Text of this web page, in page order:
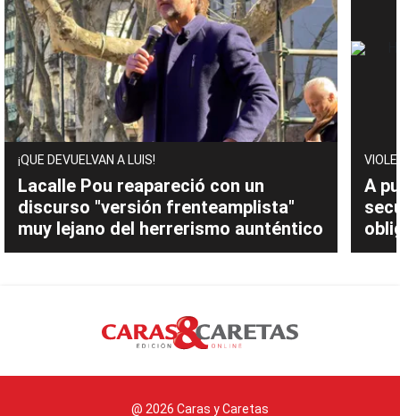
¡QUE DEVUELVAN A LUIS!
Lacalle Pou reapareció con un
discurso "versión frenteamplista"
muy lejano del herrerismo aunténtico
A
@ 2026 Caras y Caretas